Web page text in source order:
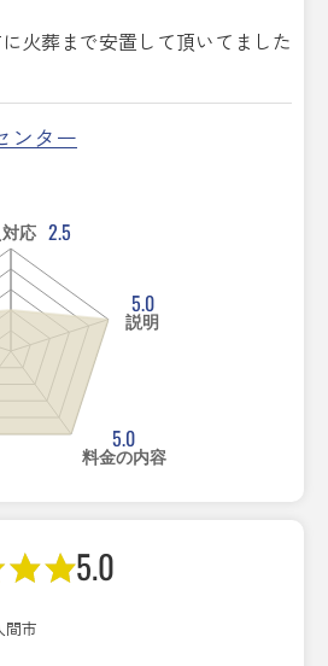
火葬まで安置して頂いてました
ンター
応 2.5
5.0
説明
5.0
料金の内容
5.0
間市